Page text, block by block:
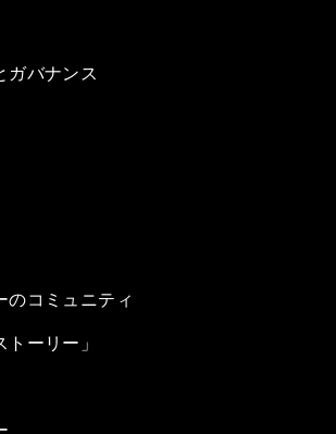
ガバナンス
のコミュニティ
トーリー」